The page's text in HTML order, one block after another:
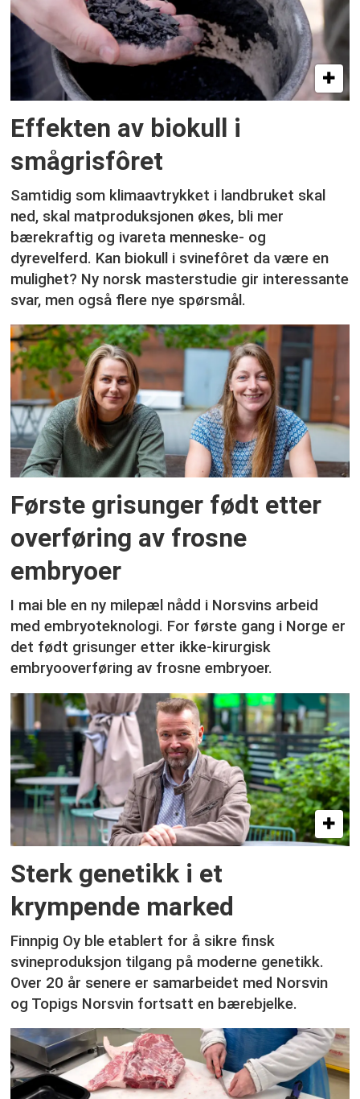
Effekten av biokull i
smågrisfôret
Samtidig som klimaavtrykket i landbruket skal
ned, skal matproduksjonen økes, bli mer
bærekraftig og ivareta menneske- og
dyrevelferd. Kan biokull i svinefôret da være en
mulighet? Ny norsk masterstudie gir interessante
svar, men også flere nye spørsmål.
Første grisunger født etter
overføring av frosne
embryoer
I mai ble en ny milepæl nådd i Norsvins arbeid
med embryoteknologi. For første gang i Norge er
det født grisunger etter ikke-kirurgisk
embryooverføring av frosne embryoer.
Sterk genetikk i et
krympende marked
Finnpig Oy ble etablert for å sikre finsk
svineproduksjon tilgang på moderne genetikk.
Over 20 år senere er samarbeidet med Norsvin
og Topigs Norsvin fortsatt en bærebjelke.